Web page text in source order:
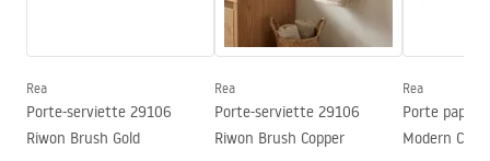
180mm
Profondeur
65mm
Série
Garantie
24 mois
Rea
Porte-serviette 29106
Riwon Brush Gold
Rea
Porte-serviette 29106
Riwon Brush Copper
Rea
Porte
Modern